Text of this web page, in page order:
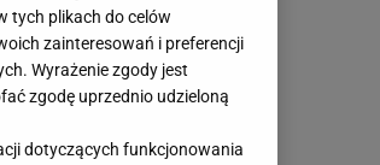
tych plikach do celów
zainteresowań i preferencji
Wyrażenie zgody jest
zgodę uprzednio udzieloną
dotyczących funkcjonowania